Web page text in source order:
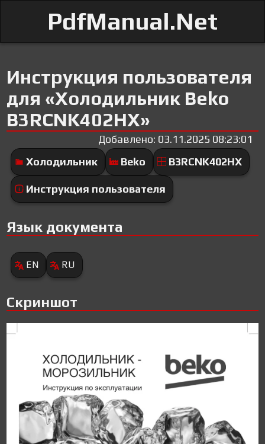
PdfManual.Net
Инструкция пользователя
для «Холодильник Beko
B3RCNK402HX»
Добавлено: 03.11.2025 08:23:01
Холодильник
Beko B3RCNK402HX
Инструкция пользователя
Язык документа
EN RU
Скриншот